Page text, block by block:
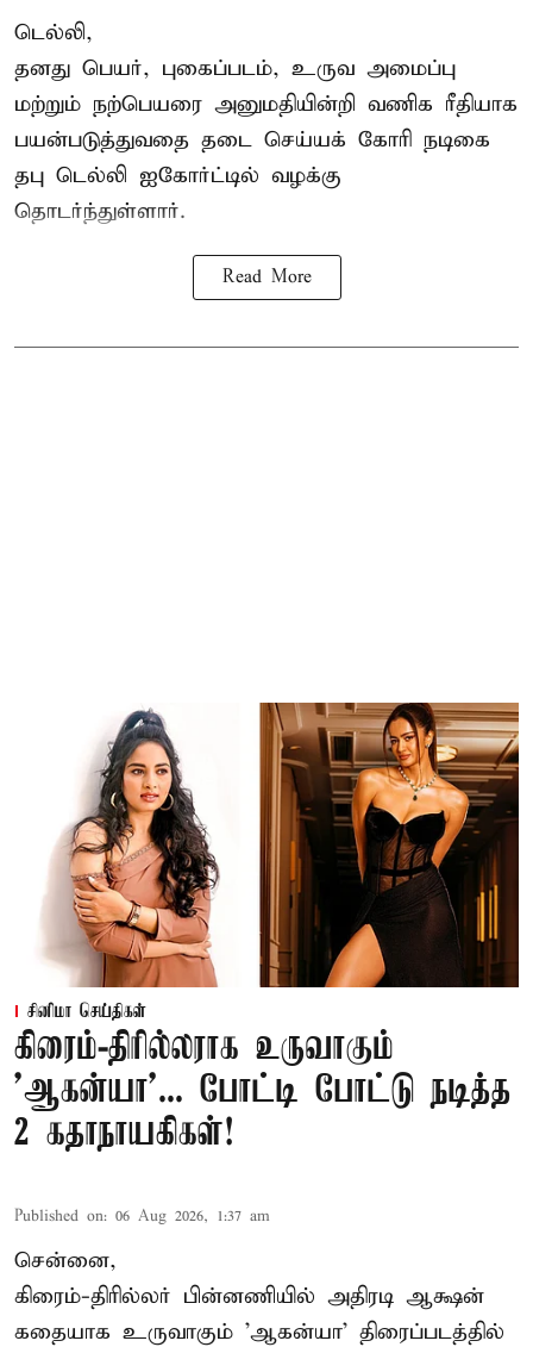
டெல்லி,
தனது பெயர், புகைப்படம், உருவ அமைப்பு
மற்றும் நற்பெயரை அனுமதியின்றி வணிக ரீதியாக
பயன்படுத்துவதை தடை செய்யக் கோரி நடிகை
தபு டெல்லி ஐகோர்ட்டில் வழக்கு
தொடர்ந்துள்ளார்.
Read More
சினிமா செய்திகள்
கிரைம்-திரில்லராக உருவாகும்
'ஆகன்யா'... போட்டி போட்டு நடித்த
2 கதாநாயகிகள்!
Published on: 06 Aug 2026, 1:37 am
சென்னை,
கிரைம்-திரில்லர் பின்னணியில் அதிரடி ஆக்ஷன்
கதையாக உருவாகும் 'ஆகன்யா' திரைப்படத்தில்